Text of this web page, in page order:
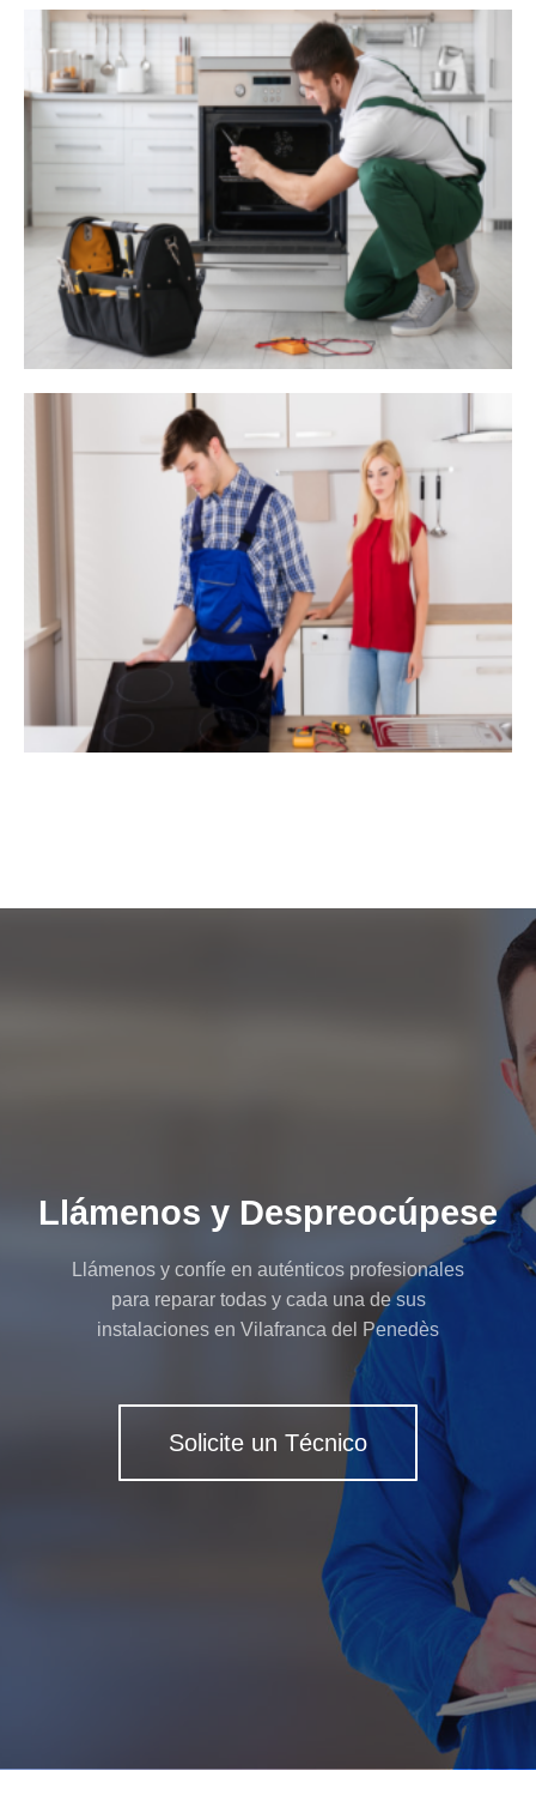
Llámenos y Despreocúpese
Llámenos y confíe en auténticos profesionales
para reparar todas y cada una de sus
instalaciones en Vilafranca del Penedès
Solicite un Técnico